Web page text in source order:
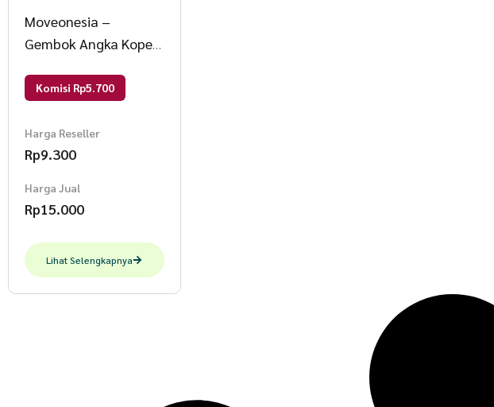
Moveonesia –
Gembok Angka Koper
Angka RANDOM
Komisi Rp5.700
Harga Reseller
Rp9.300
Harga Jual
Rp15.000
Lihat Selengkapnya